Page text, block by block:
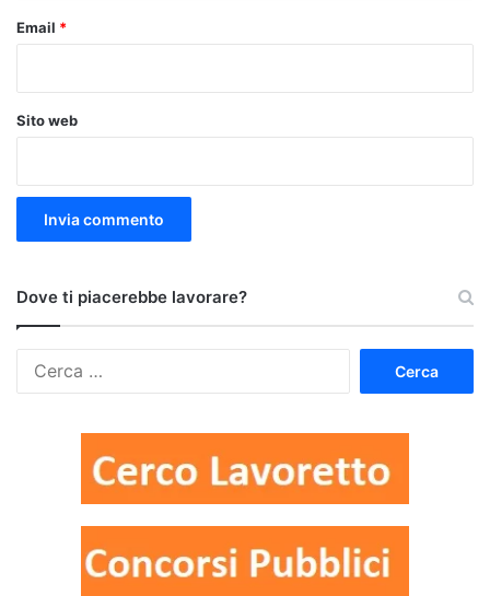
Email *
Sito web
Dove ti piacerebbe lavorare?